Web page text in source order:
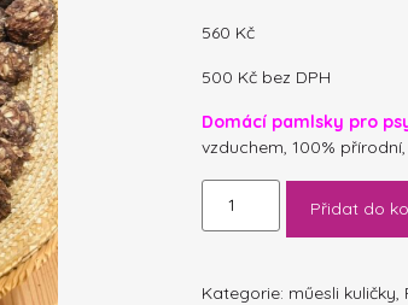
560 Kč
500 Kč bez DPH
Domácí pamlsky pro
vzduchem, 100%
KULIČKY
jablky
Přidat do
Kategorie: műesli kuličky,